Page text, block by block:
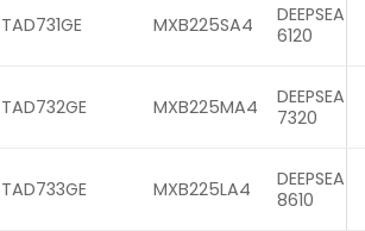
TAD731GE MXB225SA4
DEEPSEA
6120
TAD732GE MXB225MA4
DEEPSEA
7320
TAD733GE MXB225LA4
DEEPSEA
8610